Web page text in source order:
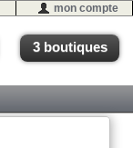
mon compte
3 boutiques